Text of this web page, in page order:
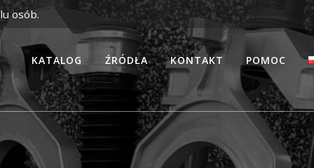
osób.
KATALOG ŹRÓDŁA KONTAKT POMOC